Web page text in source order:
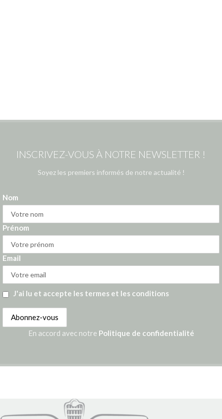
INSCRIVEZ-VOUS À NOTRE NEWSLETTER !
Soyez les premiers informés de notre actualité !
Nom
Prénom
Email
J'ai lu et accepte les termes et les conditions
En accord avec notre Politique de confidentialité